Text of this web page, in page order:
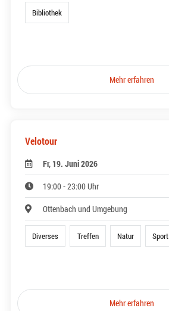
Bibliothek
Mehr erfahren
Velotour
Fr, 19. Juni 2026
19:00 - 23:00 Uhr
Ottenbach und Umgebung
Diverses Treffen Natur Sport
Mehr erfahren